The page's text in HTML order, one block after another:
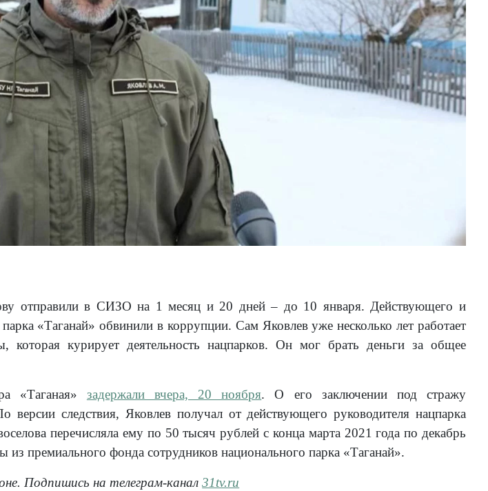
отправили в СИЗО на 1 месяц и 20 дней – до 10 января. Действующего и
«Таганай» обвинили в коррупции. Сам Яковлев уже несколько лет работает
которая курирует деятельность нацпарков. Он мог брать деньги за общее
«Таганая» задержали вчера, 20 ноября. О его заключении под стражу
версии следствия, Яковлев получал от действующего руководителя нацпарка
перечисляла ему по 50 тысяч рублей с конца марта 2021 года по декабрь
премиального фонда сотрудников национального парка «Таганай».
Подпишись на телеграм-канал31tv.ru